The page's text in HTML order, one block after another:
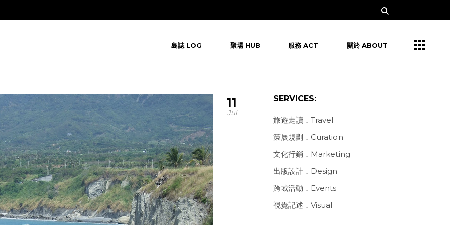
島誌 LOG 聚場 HUB 服務 ACT 關於 ABOUT
11
Jul
SERVICES:
旅遊走讀．Travel
策展規劃．Curation
文化行銷．Marketing
出版設計．Design
跨域活動．Events
視覺記述．Visual